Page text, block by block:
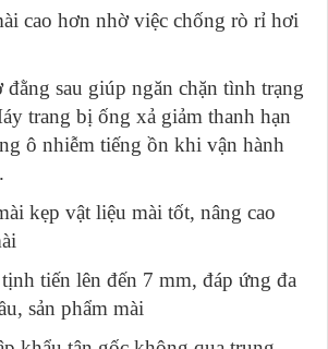
cao hơn nhờ việc chống rò rỉ hơi
sau giúp ngăn chặn tình trạng
trang bị ống xả giảm thanh hạn
ô nhiễm tiếng ồn khi vận hành
kẹp vật liệu mài tốt, nâng cao
tiến lên đến 7 mm, đáp ứng đa
sản phẩm mài